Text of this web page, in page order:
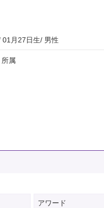
01月27日生 男性
所属
アワード